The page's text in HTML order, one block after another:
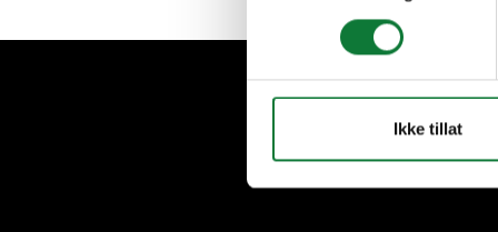
Ikke tillat